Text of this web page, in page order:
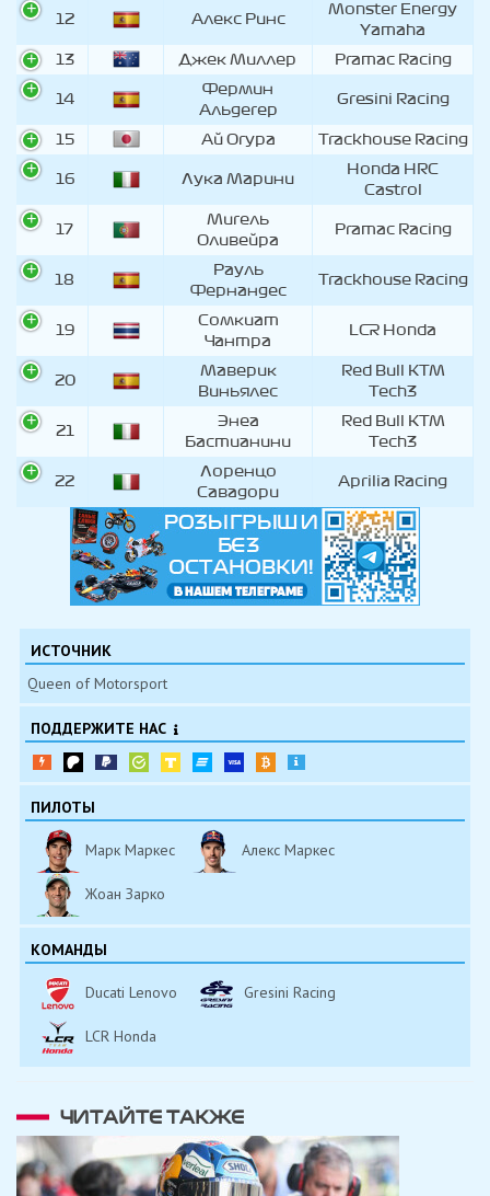
12 Алекс Ринс
Monster Energy
Yamaha
13 Джек Миллер Pramac Racing
14
Фермин
Альдегер
Gresini Racing
15 Ай Огура Trackhouse Racing
16 Лука Марини
Honda HRC
Castrol
17
Мигель
Оливейра
Pramac Racing
18
Рауль
Фернандес
Trackhouse Racing
19
Сомкиат
Чантра
LCR Honda
20
Маверик
Виньялес
Red Bull KTM
Tech3
21
Энеа
Бастианини
Red Bull KTM
Tech3
22
Лоренцо
Савадори
Aprilia Racing
ИСТОЧНИК
Queen of Motorsport
ПОДДЕРЖИТЕ НАС
ПИЛОТЫ
Марк Маркес Алекс Маркес
Жоан Зарко
КОМАНДЫ
Ducati Lenovo Gresini Racing
LCR Honda
ЧИТАЙТЕ ТАКЖЕ